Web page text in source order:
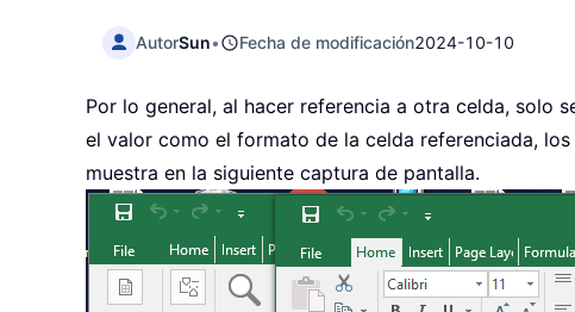
AutorSun• Fecha de modificación2024-10-10
Por lo general, al hacer referencia a otra celda, solo
el valor como el formato de la celda referenciada,
muestra en la siguiente captura de pantalla.